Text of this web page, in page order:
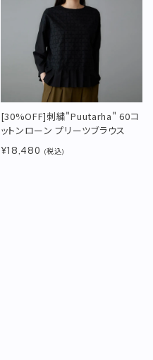
[30%OFF]刺繍"Puutarha" 60コ
ットンローン プリーツブラウス
¥18,480 (税込)